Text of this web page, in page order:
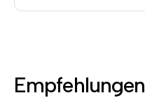
Empfehlungen